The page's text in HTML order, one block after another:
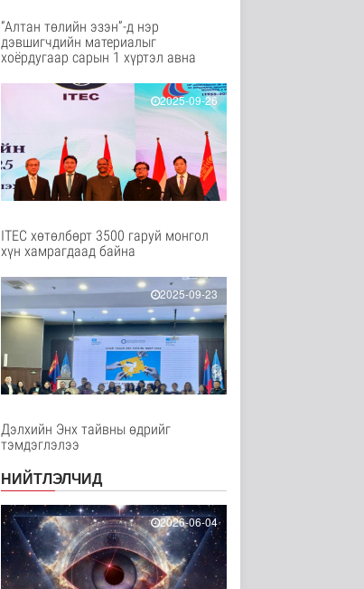
Байгаль орчин
11 цагийн өмнө
метр урт гүүр барьж
байна
11 цаг 15 минутын өмнө
Төслийн эхний 87 км-
ээс цааш үргэлжлэх
хэсгүүдэд..
11 цаг 25 минутын өмнө
аас сар бүр 12-15
мянган тонн..
Улс төр
12 цаг 31 минутын өмнө
Газар чөлөөлөлт, нөхөн
олговрын асуудлыг
хуулийн..
12 цаг 34 минутын өмнө
могойд хатгуулахаас
сэрэмжлээрэй
Эрүүл мэнд
14 цаг 41 минутын өмнө
Ц.Идэрбат: Мал
эмнэлгийн салбарын
өрсөлдөх чадва..
“Алтан төлийн эзэн”-д нэр
дэвшигчдийн материалыг
хоёрдугаар сарын 1 хүртэл авна
2025-09-26
ITEC хөтөлбөрт 3500 гаруй монгол
хүн хамрагдаад байна
2025-09-23
Дэлхийн Энх тайвны өдрийг
тэмдэглэлээ
НИЙТЛЭЛЧИД
2026-06-04